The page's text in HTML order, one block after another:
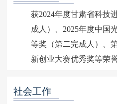
获2024年度甘肃省科技
成人）、2025年度中国
等奖（第二完成人）、
新创业大赛优秀奖等荣
社会工作